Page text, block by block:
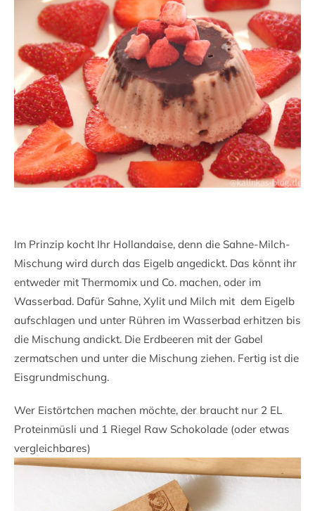
Im Prinzip kocht Ihr Hollandaise, denn die Sahne-Milch-
Mischung wird durch das Eigelb angedickt. Das könnt ihr
entweder mit Thermomix und Co. machen, oder im
Wasserbad. Dafür Sahne, Xylit und Milch mit dem Eigelb
aufschlagen und unter Rühren im Wasserbad erhitzen bis
die Mischung andickt. Die Erdbeeren mit der Gabel
zermatschen und unter die Mischung ziehen. Fertig ist die
Eisgrundmischung.
Wer Eistörtchen machen möchte, der braucht nur 2 EL
Proteinmüsli und 1 Riegel Raw Schokolade (oder etwas
vergleichbares)